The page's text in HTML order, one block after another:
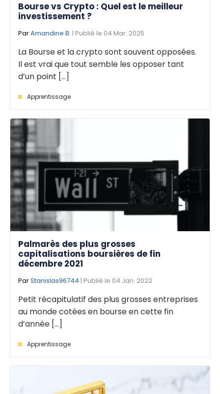
Bourse vs Crypto : Quel est le meilleur
investissement ?
ParAmandine B. | Publié le 04 Mar. 2025
La Bourse et la crypto sont souvent opposées.
Il est vrai que tout semble les opposer tant
d’un point [...]
Apprentissage
Palmarès des plus grosses
capitalisations boursières de fin
décembre 2021
ParStanislas96744 | Publié le 04 Jan. 2022
Petit récapitulatif des plus grosses entreprises
au monde cotées en bourse en cette fin
d’année [...]
Apprentissage